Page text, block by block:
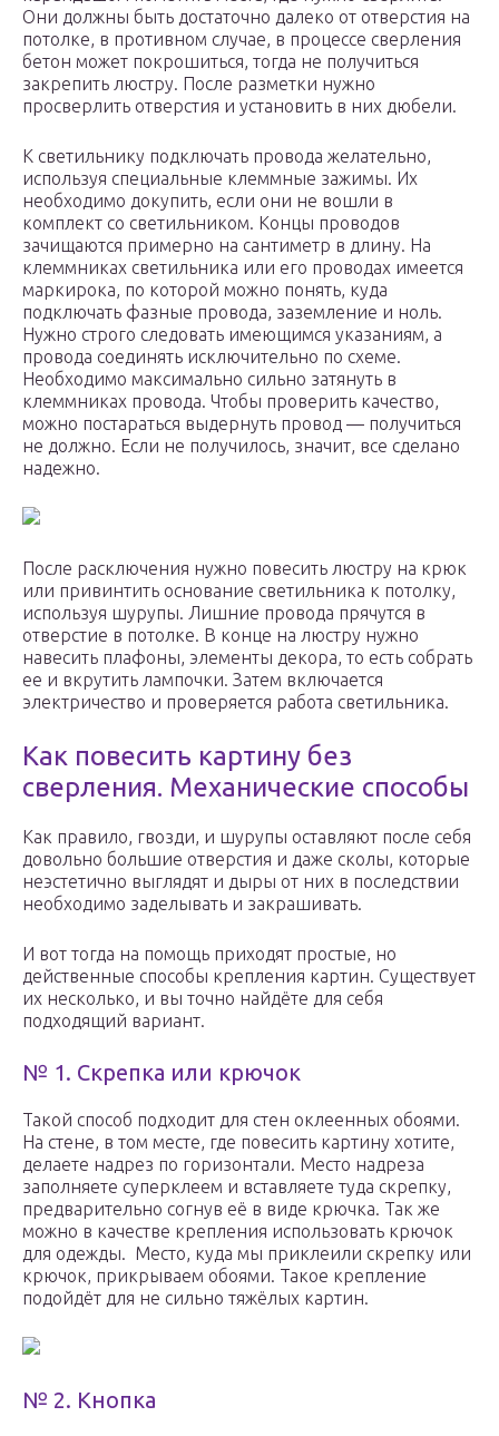
Они должны быть достаточно далеко от отверстия на
потолке, в противном случае, в процессе сверления
бетон может покрошиться, тогда не получиться
закрепить люстру. После разметки нужно
просверлить отверстия и установить в них дюбели.
К светильнику подключать провода желательно,
используя специальные клеммные зажимы. Их
необходимо докупить, если они не вошли в
комплект со светильником. Концы проводов
зачищаются примерно на сантиметр в длину. На
клеммниках светильника или его проводах имеется
маркирока, по которой можно понять, куда
подключать фазные провода, заземление и ноль.
Нужно строго следовать имеющимся указаниям, а
провода соединять исключительно по схеме.
Необходимо максимально сильно затянуть в
клеммниках провода. Чтобы проверить качество,
можно постараться выдернуть провод — получиться
не должно. Если не получилось, значит, все сделано
надежно.
После расключения нужно повесить люстру на крюк
или привинтить основание светильника к потолку,
используя шурупы. Лишние провода прячутся в
отверстие в потолке. В конце на люстру нужно
навесить плафоны, элементы декора, то есть собрать
ее и вкрутить лампочки. Затем включается
электричество и проверяется работа светильника.
Как повесить картину без
сверления. Механические способы
Как правило, гвозди, и шурупы оставляют после себя
довольно большие отверстия и даже сколы, которые
неэстетично выглядят и дыры от них в последствии
необходимо заделывать и закрашивать.
И вот тогда на помощь приходят простые, но
действенные способы крепления картин. Существует
их несколько, и вы точно найдёте для себя
подходящий вариант.
№ 1. Скрепка или крючок
Такой способ подходит для стен оклеенных обоями.
На стене, в том месте, где повесить картину хотите,
делаете надрез по горизонтали. Место надреза
заполняете суперклеем и вставляете туда скрепку,
предварительно согнув её в виде крючка. Так же
можно в качестве крепления использовать крючок
для одежды. Место, куда мы приклеили скрепку или
крючок, прикрываем обоями. Такое крепление
подойдёт для не сильно тяжёлых картин.
№ 2. Кнопка